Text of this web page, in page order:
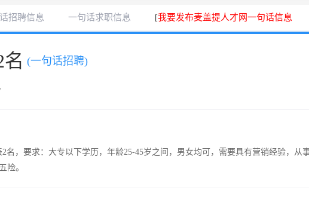
招聘信息 一句话求职信息 [我要发布麦盖提人才网一句话信息
(一句话招聘)
名，要求：大专以下学历，年龄25-45岁之间，男女均可，需要具有营销经验，从
险。